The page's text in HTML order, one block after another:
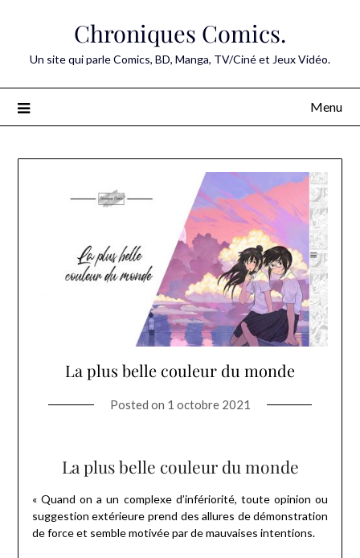
Chroniques Comics.
Un site qui parle Comics, BD, Manga, TV/Ciné et Jeux Vidéo.
Menu
La plus belle couleur du monde
Posted on 1 octobre 2021
La plus belle couleur du monde
« Quand on a un complexe d’infériorité, toute opinion ou
suggestion extérieure prend des allures de démonstration
de force et semble motivée par de mauvaises intentions.